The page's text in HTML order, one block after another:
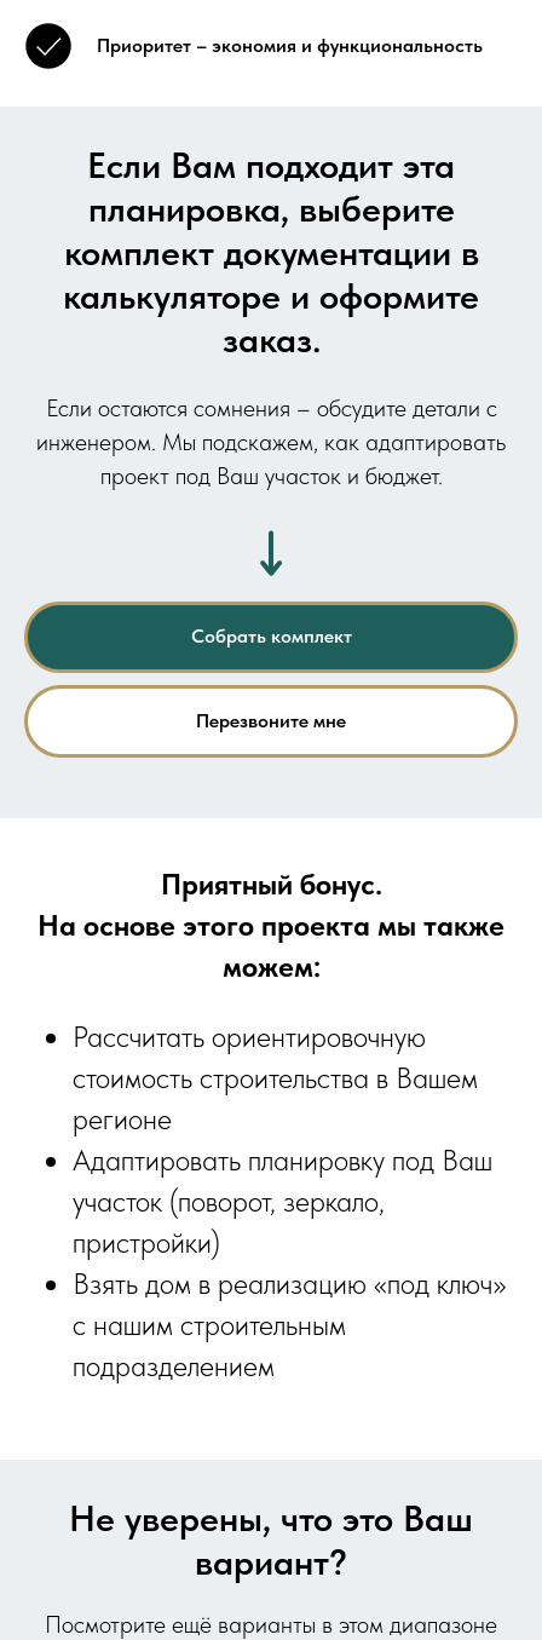
Приоритет – экономия и функциональность
Если Вам подходит эта
планировка, выберите
комплект документации в
калькуляторе и оформите
заказ.
Если остаются сомнения – обсудите детали с
инженером. Мы подскажем, как адаптировать
проект под Ваш участок и бюджет.
Собрать комплект
Перезвоните мне
Приятный бонус.
На основе этого проекта мы также
можем:
Рассчитать ориентировочную
стоимость строительства в Вашем
регионе
Адаптировать планировку под Ваш
участок (поворот, зеркало,
пристройки)
Взять дом в реализацию «под ключ»
с нашим строительным
подразделением
Не уверены, что это Ваш
вариант?
Посмотрите ещё варианты в этом диапазоне